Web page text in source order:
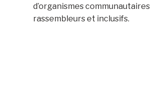
d’organismes communautaires
rassembleurs et inclusifs.